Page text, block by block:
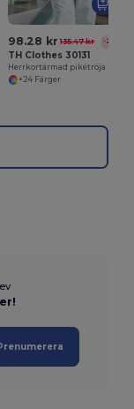
98.28 kr 135.47 kr -27%
TH Clothes 30131
+24 Färger